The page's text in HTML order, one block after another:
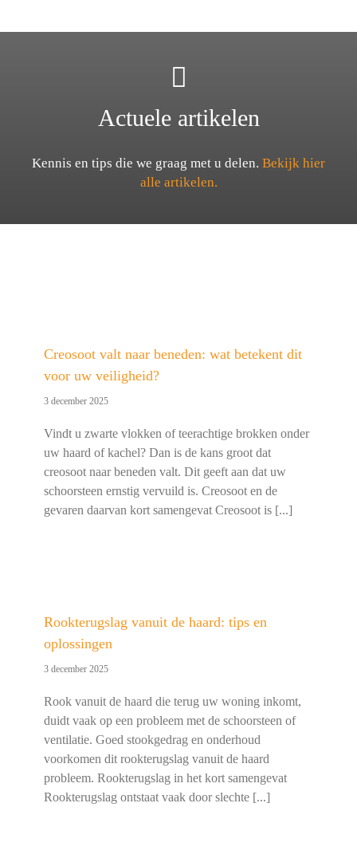
Actuele artikelen
Kennis en tips die we graag met u delen. Bekijk hier
alle artikelen.
Creosoot valt naar beneden: wat betekent dit
voor uw veiligheid?
3 december 2025
Vindt u zwarte vlokken of teerachtige brokken onder
uw haard of kachel? Dan is de kans groot dat
creosoot naar beneden valt. Dit geeft aan dat uw
schoorsteen ernstig vervuild is. Creosoot en de
gevaren daarvan kort samengevat Creosoot is [...]
Rookterugslag vanuit de haard: tips en
oplossingen
3 december 2025
Rook vanuit de haard die terug uw woning inkomt,
duidt vaak op een probleem met de schoorsteen of
ventilatie. Goed stookgedrag en onderhoud
voorkomen dit rookterugslag vanuit de haard
probleem. Rookterugslag in het kort samengevat
Rookterugslag ontstaat vaak door slechte [...]